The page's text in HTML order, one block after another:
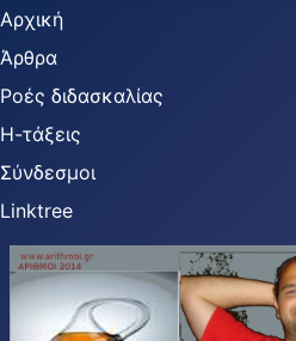
Αρχική
Άρθρα
Ροές διδασκαλίας
Η-τάξεις
Σύνδεσμοι
Linktree